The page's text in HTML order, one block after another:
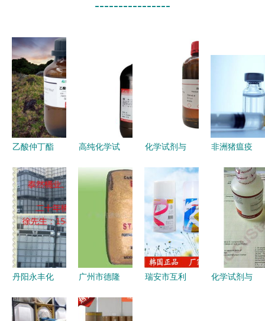
----------------
乙酸仲丁酯
纯 大小化
工试剂 发
货迅速 规
格齐全
105-46-4 -
高纯化学试
杆 莱宝牌
67-63-0色
谱级分析纯
的卓越品质
与市场价值
化学试剂与
打造专业化
工原料采购
新平台
非洲猪瘟疫
进展及其上
市前景 非
临床诊断用
生物试剂的
协同发展
丹阳永丰化
专注酸碱苯
广州市德隆
学试剂产品
瑞安市互利
化学试剂与